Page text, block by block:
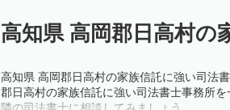
高知県 高岡郡日高村の
高知県 高岡郡日高村の家族信託に強い司法
郡日高村の家族信託に強い司法書士事務所
隣の司法書士に相談してみましょう。